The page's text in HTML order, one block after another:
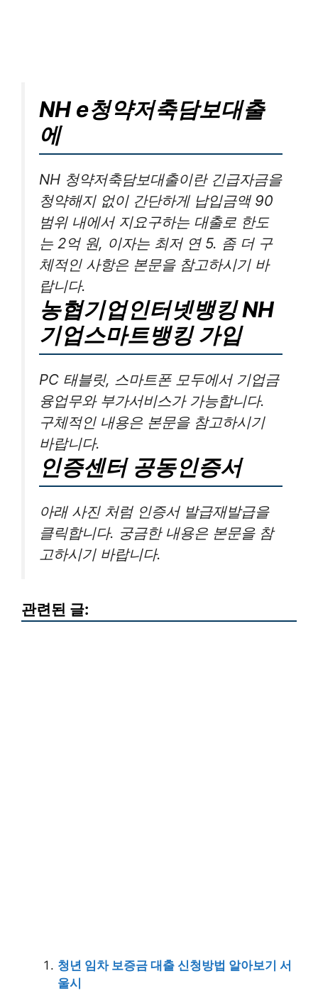
NH e청약저축담보대출
에
NH 청약저축담보대출이란 긴급자금을
청약해지 없이 간단하게 납입금액 90
범위 내에서 지요구하는 대출로 한도
는 2억 원, 이자는 최저 연 5. 좀 더 구
체적인 사항은 본문을 참고하시기 바
랍니다.
농협기업인터넷뱅킹 NH
기업스마트뱅킹 가입
PC 태블릿, 스마트폰 모두에서 기업금
융업무와 부가서비스가 가능합니다.
구체적인 내용은 본문을 참고하시기
바랍니다.
인증센터 공동인증서
아래 사진 처럼 인증서 발급재발급을
클릭합니다. 궁금한 내용은 본문을 참
고하시기 바랍니다.
관련된 글:
청년 임차 보증금 대출 신청방법 알아보기 서
울시